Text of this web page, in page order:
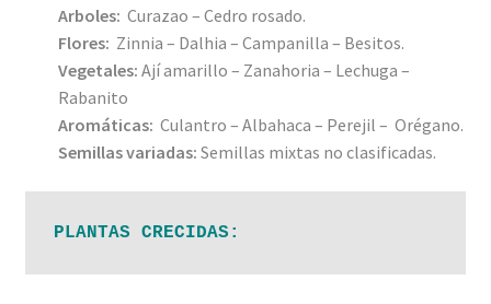
Arboles: Curazao – Cedro rosado.
Flores: Zinnia – Dalhia – Campanilla – Besitos.
Vegetales: Ají amarillo – Zanahoria – Lechuga –
Rabanito
Aromáticas: Culantro – Albahaca – Perejil – Orégano.
Semillas variadas: Semillas mixtas no clasificadas.
PLANTAS CRECIDAS: